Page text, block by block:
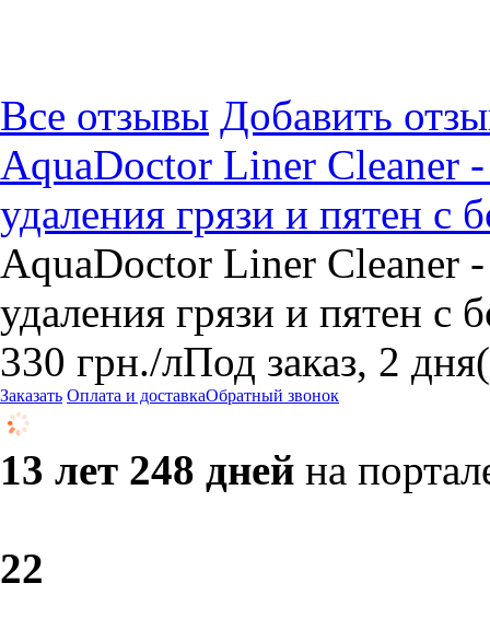
Все отзывы Добавить
AquaDoctor Liner Cleaner
удаления грязи и пятен с
AquaDoctor Liner Cleaner
удаления грязи и пятен с
330 грн./лПод заказ, 2 дня
Заказать Оплата и доставкаОбратный звонок
13 лет 248 дней на
22